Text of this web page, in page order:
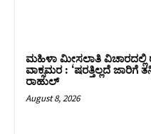
ಮಹಿಳಾ ಮೀಸಲಾತಿ ವಿಚಾರದಲ್ಲಿ
ವಾಕ್ಸಮರ : ‘ಷರತ್ತಿಲ್ಲದೆ ಜಾರಿಗೆ
ರಾಹುಲ್‌
August 8, 2026